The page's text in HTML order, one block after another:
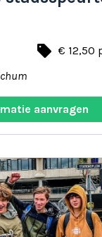
local_offer € 12,50
aanvragen